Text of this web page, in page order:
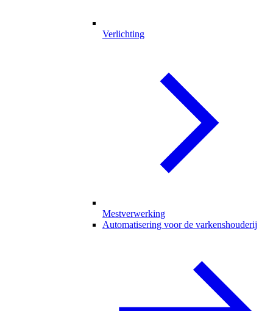
Verlichting
Mestverwerking
Automatisering voor de varkenshouderij